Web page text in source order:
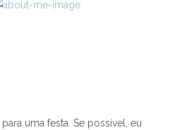
uma festa. Se possível, eu